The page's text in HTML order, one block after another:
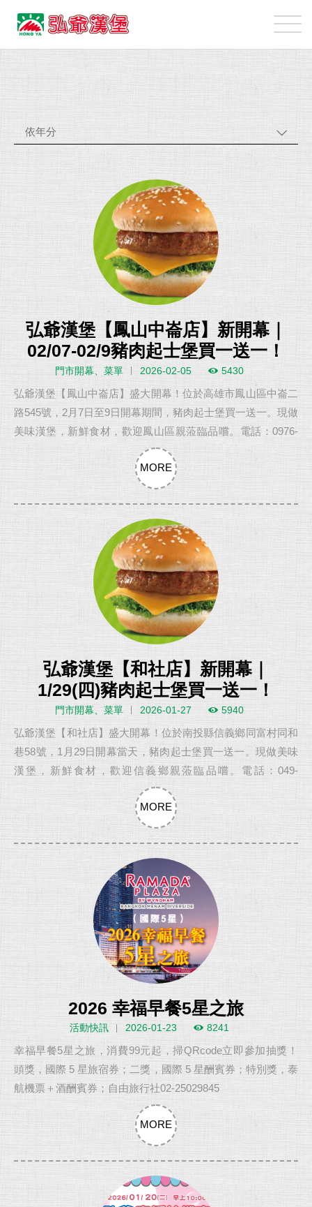
弘
爺
國
股
份
消
依年分
弘爺漢堡【鳳山中崙店】新開幕｜
02/07-02/9豬肉起士堡買一送一！
門市開幕、菜單 2026-02-05 5430
弘爺漢堡【鳳山中崙店】盛大開幕！位於高雄市鳳山區中崙二
路545號，2月7日至9日開幕期間，豬肉起士堡買一送一。現做
美味漢堡，新鮮食材，歡迎鳳山區親蒞臨品嚐。電話：0976-
MORE
弘爺漢堡【和社店】新開幕｜
1/29(四)豬肉起士堡買一送一！
門市開幕、菜單 2026-01-27 5940
弘爺漢堡【和社店】盛大開幕！位於南投縣信義鄉同富村同和
巷58號，1月29日開幕當天，豬肉起士堡買一送一。現做美味
漢堡，新鮮食材，歡迎信義鄉親蒞臨品嚐。電話：049-
MORE
2026 幸福早餐5星之旅
活動快訊 2026-01-23 8241
幸福早餐5星之旅，消費99元起，掃QRcode立即參加抽獎！
頭獎，國際 5 星旅宿券；二獎，國際 5 星酬賓券；特別獎，泰
航機票＋酒酬賓券；自由旅行社02-25029845
MORE